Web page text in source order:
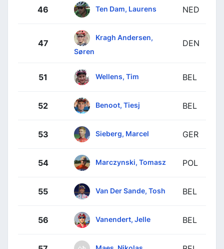
46 Ten Dam, Laurens NED
47
Kragh Andersen,
Søren
DEN
51 Wellens, Tim BEL
52 Benoot, Tiesj BEL
53 Sieberg, Marcel GER
54 Marczynski, Tomasz POL
55 Van Der Sande, Tosh BEL
56 Vanendert, Jelle BEL